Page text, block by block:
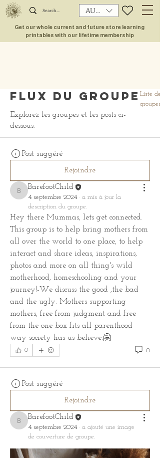
AUD (AU$)
Get our whole current and future store learning
printables with our lifetime membership
Flux du groupe Liste de
groupes
Explorez les groupes et les posts ci-
dessous.
Post suggéré
Rejoindre
BarefootChild
BarefootChild
4 septembre 2024 · a mis à jour la
description du groupe.
Hey there Mummas, lets get connected.
This group is to help bring mothers from
all over the world to one place, to help
interact and share ideas, inspirations,
photos and more on all thing's wild
motherhood, homeschooling and your
journey!-We discuss the good ,the bad
and the ugly. Mothers supporting
mothers, free from judgment and free
from the one box fits all parenthood
way society has us believe.🤗
0 0
Post suggéré
Rejoindre
BarefootChild
BarefootChild
4 septembre 2024 · a ajouté une image
de couverture de groupe.